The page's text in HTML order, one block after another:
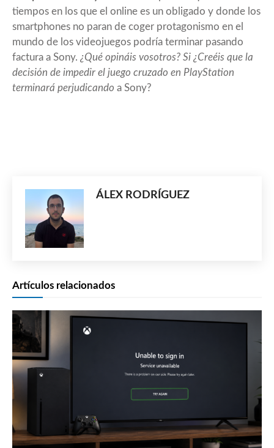
tiempos en los que el online es un obligado y donde los
smartphones no paran de coger protagonismo en el
mundo de los videojuegos podría terminar pasando
factura a Sony. ¿Qué opináis vosotros? Si ¿Creéis que la
decisión de impedir el juego cruzado en PlayStation
terminará perjudicando a Sony?
ÁLEX RODRÍGUEZ
Artículos relacionados